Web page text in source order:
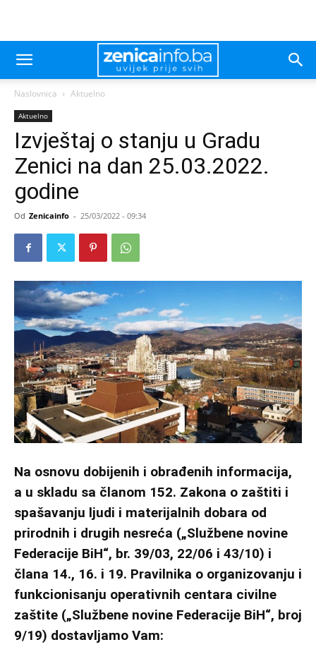
Naslovnica Aktuelno
Aktuelno
Izvještaj o stanju u Gradu
Zenici na dan 25.03.2022.
godine
Od Zenicainfo - 25/03/2022 - 09:34
Na osnovu dobijenih i obrađenih informacija,
a u skladu sa članom 152. Zakona o zaštiti i
spašavanju ljudi i materijalnih dobara od
prirodnih i drugih nesreća („Službene novine
Federacije BiH“, br. 39/03, 22/06 i 43/10) i
člana 14., 16. i 19. Pravilnika o organizovanju i
funkcionisanju operativnih centara civilne
zaštite („Službene novine Federacije BiH“, broj
9/19) dostavljamo Vam: